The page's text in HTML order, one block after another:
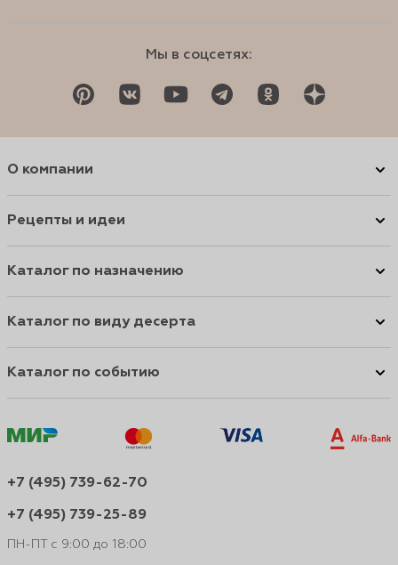
Мы в соцсетях:
О компании
Рецепты и идеи
Каталог по назначению
Каталог по виду десерта
Каталог по событию
+7 (495) 739-62-70
+7 (495) 739-25-89
ПН-ПТ с 9:00 до 18:00